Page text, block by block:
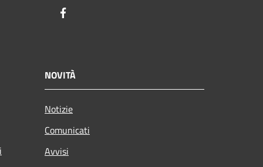
NOVITÀ
Notizie
Comunicati
Avvisi